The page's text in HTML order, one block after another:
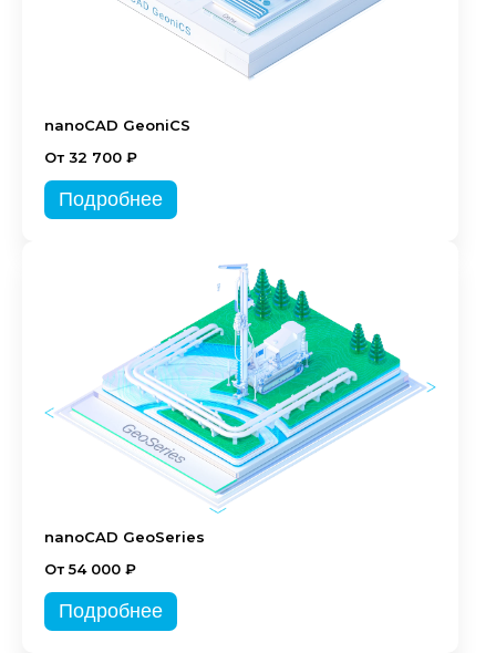
nanoCAD GeoniCS
От 32 700 ₽
Подробнее
nanoCAD GeoSeries
От 54 000 ₽
Подробнее